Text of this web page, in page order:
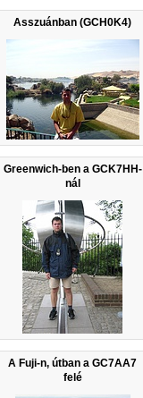
Asszuánban (GCH0K4)
Greenwich-ben a GCK7HH-
nál
A Fuji-n, útban a GC7AA7
felé